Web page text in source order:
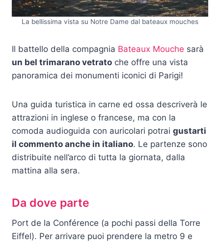
La bellissima vista su Notre Dame dal bateaux mouches
Il battello della compagnia Bateaux Mouche sarà
un bel trimarano vetrato che offre una vista
panoramica dei monumenti iconici di Parigi!
Una guida turistica in carne ed ossa descriverà le
attrazioni in inglese o francese, ma con la
comoda audioguida con auricolari potrai gustarti
il commento anche in italiano. Le partenze sono
distribuite nell’arco di tutta la giornata, dalla
mattina alla sera.
Da dove parte
Port de la Conférence (a pochi passi della Torre
Eiffel). Per arrivare puoi prendere la metro 9 e